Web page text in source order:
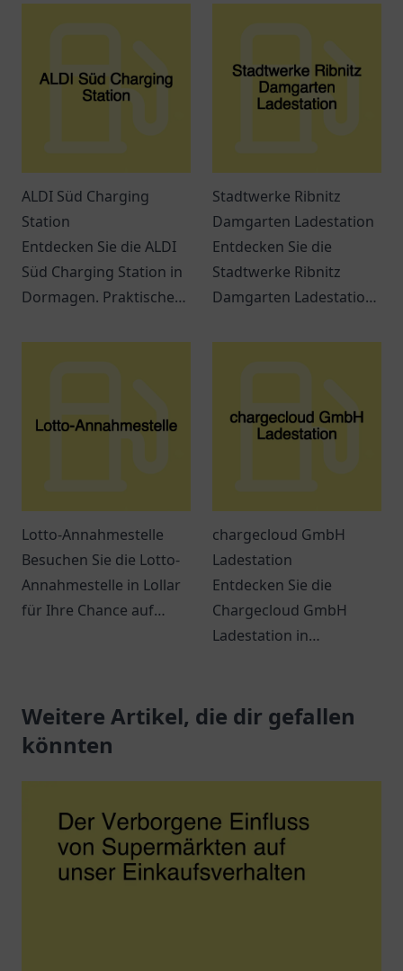
ALDI Süd Charging
Station
Entdecken Sie die ALDI
Süd Charging Station in
Dormagen. Praktische
Elektrofahrzeuge und
erwarten Sie.
Stadtwerke Ribnitz
Damgarten Ladestation
Entdecken Sie die
Stadtwerke Ribnitz
Damgarten Ladestation
benutzerfreundliche
Ribnitz-Damgarten.
Lotto-Annahmestelle
Besuchen Sie die Lotto-
Annahmestelle in Lollar
für Ihre Chance auf
Träume.
chargecloud GmbH
Ladestation
Entdecken Sie die
Chargecloud GmbH
Ladestation in
zum Laden von
Elektroautos.
Weitere Artikel, die dir gefallen
könnten